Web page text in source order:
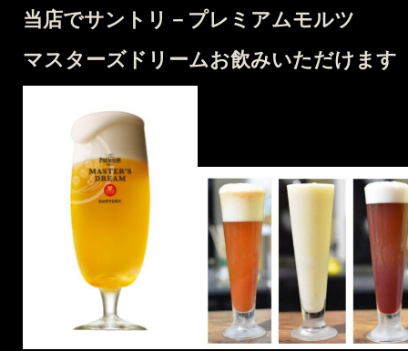
当店でサントリ－プレミアムモルツ
マスターズドリームお飲みいただけます